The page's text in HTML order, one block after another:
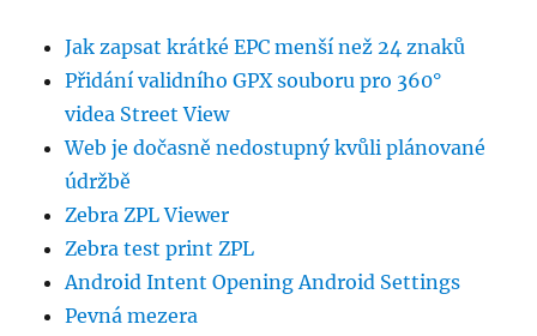
Jak zapsat krátké EPC menší než 24 znaků
Přidání validního GPX souboru pro 360°
videa Street View
Web je dočasně nedostupný kvůli plánované
údržbě
Zebra ZPL Viewer
Zebra test print ZPL
Android Intent Opening Android Settings
Pevná mezera